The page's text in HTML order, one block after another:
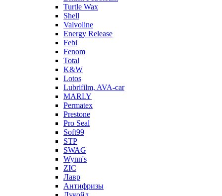
Turtle Wax
Shell
Valvoline
Energy Release
Febi
Fenom
Total
K&W
Lotos
Lubrifilm, AVA-car
MARLY
Permatex
Prestone
Pro Seal
Soft99
STP
SWAG
Wynn's
ZIC
Лавр
Антифризы